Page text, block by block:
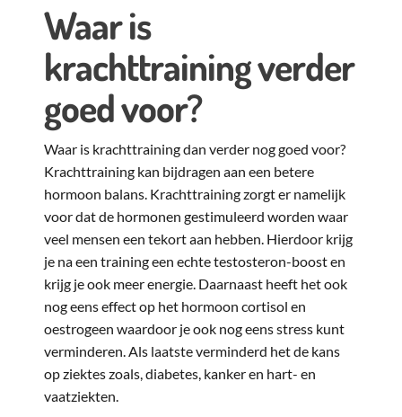
Waar is
krachttraining verder
goed voor?
Waar is krachttraining dan verder nog goed voor?
Krachttraining kan bijdragen aan een betere
hormoon balans. Krachttraining zorgt er namelijk
voor dat de hormonen gestimuleerd worden waar
veel mensen een tekort aan hebben. Hierdoor krijg
je na een training een echte testosteron-boost en
krijg je ook meer energie. Daarnaast heeft het ook
nog eens effect op het hormoon cortisol en
oestrogeen waardoor je ook nog eens stress kunt
verminderen. Als laatste verminderd het de kans
op ziektes zoals, diabetes, kanker en hart- en
vaatziekten.